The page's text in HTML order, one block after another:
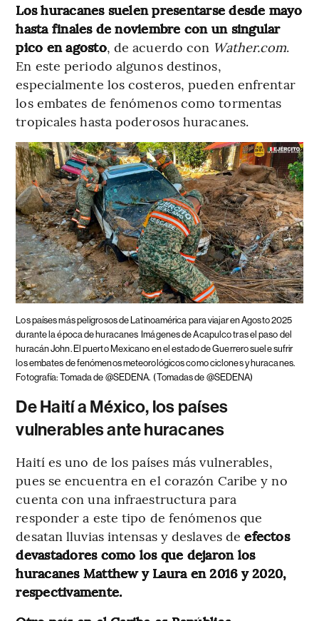
Los huracanes suelen presentarse desde mayo
hasta finales de noviembre con un singular
pico en agosto, de acuerdo con Wather.com.
En este periodo algunos destinos,
especialmente los costeros, pueden enfrentar
los embates de fenómenos como tormentas
tropicales hasta poderosos huracanes.
Los países más peligrosos de Latinoamérica para viajar en Agosto 2025
durante la época de huracanes Imágenes de Acapulco tras el paso del
huracán John. El puerto Mexicano en el estado de Guerrero suele sufrir
los embates de fenómenos meteorológicos como ciclones y huracanes.
Fotografía: Tomada de @SEDENA. (Tomadas de @SEDENA)
De Haití a México, los países
vulnerables ante huracanes
Haití es uno de los países más vulnerables,
pues se encuentra en el corazón Caribe y no
cuenta con una infraestructura para
responder a este tipo de fenómenos que
desatan lluvias intensas y deslaves deefectos
devastadores como los que dejaron los
huracanes Matthew y Laura en 2016 y 2020,
respectivamente.